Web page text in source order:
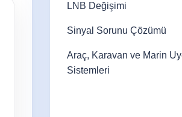
LNB Değişimi
Sinyal Sorunu Çözümü
Araç, Karavan ve Marin
Sistemleri